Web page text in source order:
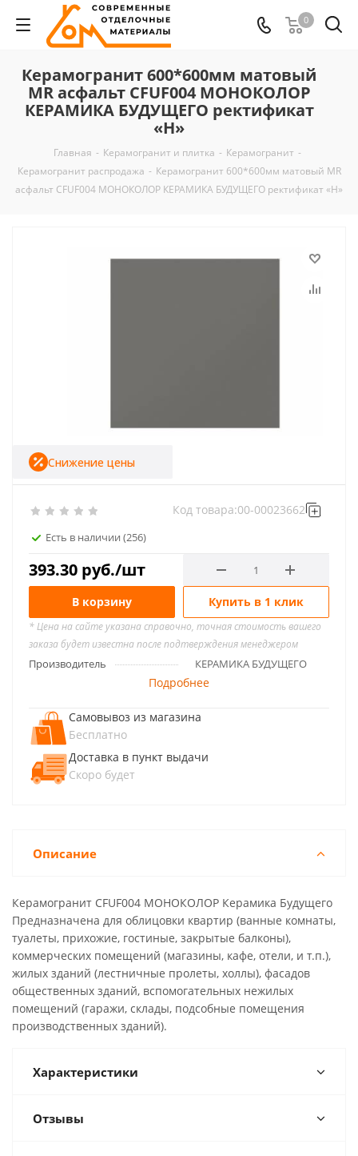
0
Керамогранит 600*600мм матовый
MR асфальт CFUF004 МОНОКОЛОР
КЕРАМИКА БУДУЩЕГО ректификат
«Н»
Главная - Керамогранит и плитка - Керамогранит -
Керамогранит распродажа - Керамогранит 600*600мм матовый MR
асфальт CFUF004 МОНОКОЛОР КЕРАМИКА БУДУЩЕГО ректификат «Н»
Есть в наличии (256)
Код товара:00-00023662
393.30 руб./шт
Снижение цены
В корзину Купить в 1 клик
* Цена на сайте указана справочно, точная стоимость вашего
заказа будет известна после подтверждения менеджером
Производитель КЕРАМИКА БУДУЩЕГО
Подробнее
Самовывоз из магазина
Бесплатно
Доставка в пункт выдачи
Скоро будет
Описание
Керамогранит CFUF004 МОНОКОЛОР Керамика Будущего
Предназначена для облицовки квартир (ванные комнаты,
туалеты, прихожие, гостиные, закрытые балконы),
коммерческих помещений (магазины, кафе, отели, и т.п.),
жилых зданий (лестничные пролеты, холлы), фасадов
общественных зданий, вспомогательных нежилых
помещений (гаражи, склады, подсобные помещения
производственных зданий).
Характеристики
Отзывы